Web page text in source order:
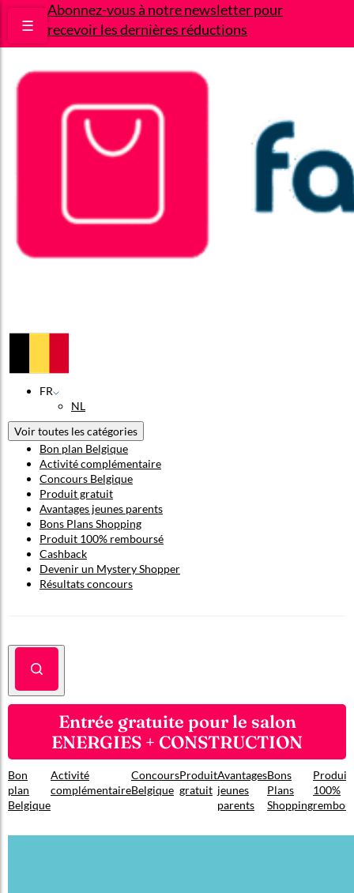
Abonnez-vous à notre newsletter pour
recevoir les dernières réductions
☰
FR
NL
Voir toutes les catégories
Bon plan Belgique
Activité complémentaire
Concours Belgique
Produit gratuit
Avantages jeunes parents
Bons Plans Shopping
Produit 100% remboursé
Cashback
Devenir un Mystery Shopper
Résultats concours
Entrée gratuite pour le salon
ENERGIES + CONSTRUCTION
Bon
plan
Belgique
Activité
complémentaire
Concours
Belgique
Produit
gratuit
Avantages
jeunes
parents
Bons
Plans
Shopping
Produit
100%